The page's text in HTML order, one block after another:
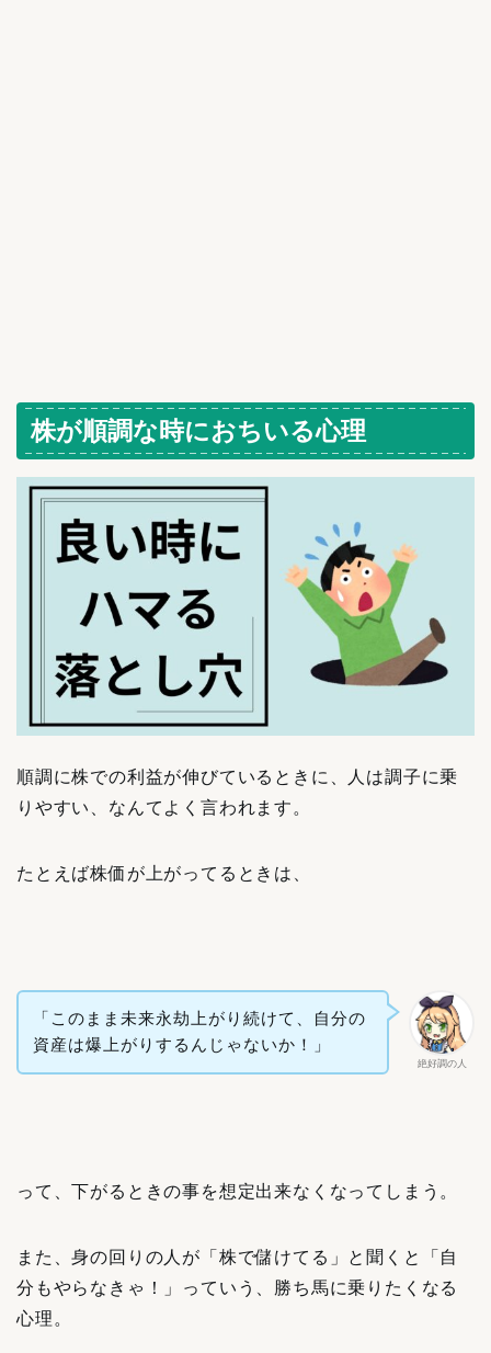
株が順調な時におちいる心理
順調に株での利益が伸びているときに、人は調子に乗
りやすい、なんてよく言われます。
たとえば株価が上がってるときは、
絶好調の人
「このまま未来永劫上がり続けて、自分の
資産は爆上がりするんじゃないか！」
って、下がるときの事を想定出来なくなってしまう。
また、身の回りの人が「株で儲けてる」と聞くと「自
分もやらなきゃ！」っていう、勝ち馬に乗りたくなる
心理。